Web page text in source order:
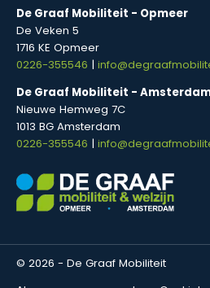
De Graaf Mobiliteit - Opmeer
De Veken 5
1716 KE Opmeer
0226-355546 |
De Graaf Mobiliteit -
Nieuwe Hemweg 7C
1013 BG Amsterdam
0226-355546 |
© 2026 - De Graaf Mobiliteit